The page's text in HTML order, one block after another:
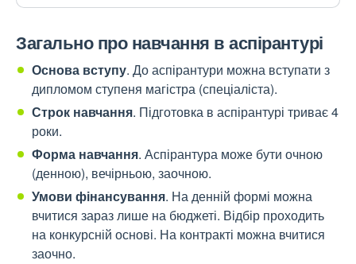
Загально про навчання в аспірантурі
Основа вступу. До аспірантури можна вступати з
дипломом ступеня магістра (спеціаліста).
Строк навчання. Підготовка в аспірантурі триває 4
роки.
Форма навчання. Аспірантура може бути очною
(денною), вечірньою, заочною.
Умови фінансування. На денній формі можна
вчитися зараз лише на бюджеті. Відбір проходить
на конкурсній основі. На контракті можна вчитися
заочно.